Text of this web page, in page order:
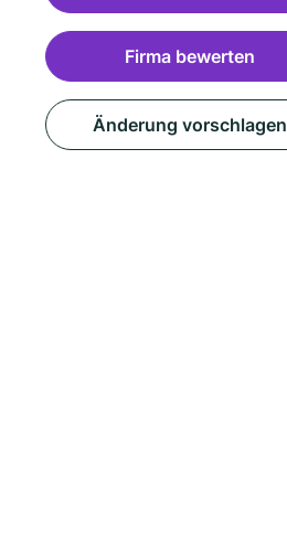
Firma bewerten
Änderung vorschlagen